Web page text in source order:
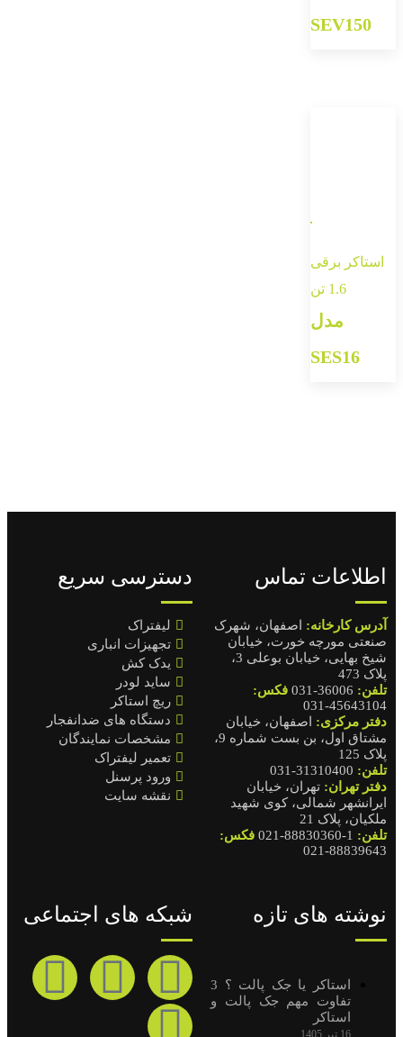
SEV150
استاکر برقی
1.6 تن
مدل
SES16
اطلاعات تماس
آدرس کارخانه: اصفهان، شهرک
صنعتی مورچه خورت، خیابان
شیخ بهایی، خیابان بوعلی 3،
پلاک 473
تلفن:
فکس:
45643104-031
دفتر مرکزی: اصفهان، خیابان
مشتاق اول، بن بست شماره 9،
پلاک 125
تلفن:
دفتر تهران: تهران، خیابان
ایرانشهر شمالی، کوی شهید
ملکیان، پلاک 21
تلفن:
فکس:
88839643-021
دسترسی سریع
لیفتراک
تجهیزات انباری
یدک کش
ساید لودر
ریچ استاکر
دستگاه های ضدانفجار
مشخصات نمایندگان
تعمیر لیفتراک
ورود پرسنل
نقشه سایت
نوشته های تازه
استاکر یا جک پالت ؟ 3
تفاوت مهم جک پالت و
استاکر
16 تیر 1405
شبکه های اجتماعی